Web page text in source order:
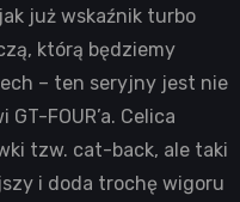
już wskaźnik turbo
którą będziemy
– ten seryjny jest nie
FOUR’a. Celica
tzw. cat-back, ale taki
i doda trochę wigoru